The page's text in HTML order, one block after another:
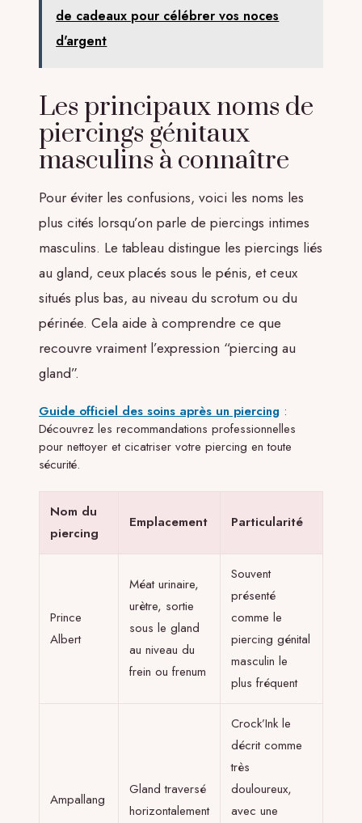
de cadeaux pour célébrer vos noces
d'argent
Les principaux noms de
piercings génitaux
masculins à connaître
Pour éviter les confusions, voici les noms les
plus cités lorsqu’on parle de piercings intimes
masculins. Le tableau distingue les piercings liés
au gland, ceux placés sous le pénis, et ceux
situés plus bas, au niveau du scrotum ou du
périnée. Cela aide à comprendre ce que
recouvre vraiment l’expression “piercing au
gland”.
Guide officiel des soins après un piercing :
Découvrez les recommandations professionnelles
pour nettoyer et cicatriser votre piercing en toute
sécurité.
Nom du
piercing
Emplacement Particularité
Prince
Albert
Méat urinaire,
urètre, sortie
sous le gland
au niveau du
frein ou frenum
Souvent
présenté
comme le
piercing génital
masculin le
plus fréquent
Ampallang
Gland traversé
horizontalement
Crock’Ink le
décrit comme
très
douloureux,
avec une